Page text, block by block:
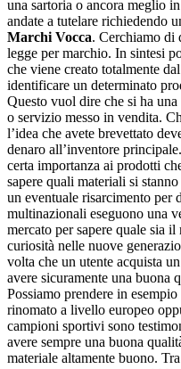
una sartoria o ancora meglio
andate a tutelare richiedendo
Marchi Vocca. Cerchiamo di
legge per marchio. In sintesi
che viene creato totalmente
identificare un determinato
Questo vuol dire che si ha
o servizio messo in vendita.
l’idea che avete brevettato
denaro all’inventore
certa importanza ai prodotti
sapere quali materiali si
un eventuale risarcimento per
multinazionali eseguono una
mercato per sapere quale sia
curiosità nelle nuove
volta che un utente acquista
avere sicuramente una buona
Possiamo prendere in
rinomato a livello europeo
campioni sportivi sono
avere sempre una buona
materiale altamente buono.